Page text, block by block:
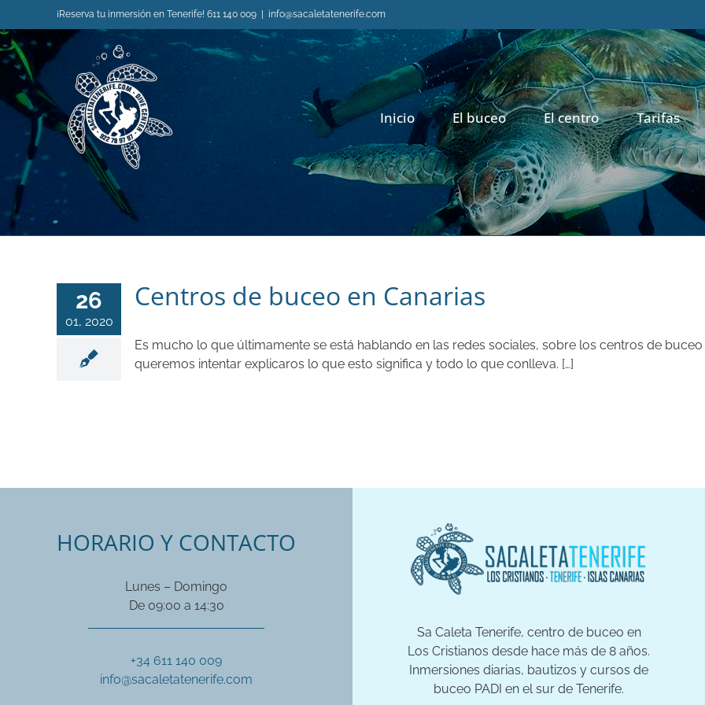
al
contenido
¡Reserva tu inmersión en Tenerife! 611 140 009 info@sacaletatenerife.com
Inicio El buceo El centro Tarifas
26
01, 2020
Centros de buceo en Canarias
Es mucho lo que últimamente se está hablando en las redes sociales, sobre los centros de
queremos intentar explicaros lo que esto significa y todo lo que conlleva. […]
HORARIO Y CONTACTO
Lunes – Domingo
De 09:00 a 14:30
+34 611 140 009
info@sacaletatenerife.com
Sa Caleta Tenerife, centro de buceo en
Los Cristianos desde hace más de 8 años.
Inmersiones diarias, bautizos y cursos de
buceo PADI en el sur de Tenerife.